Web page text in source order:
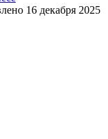
16 декабря 2025